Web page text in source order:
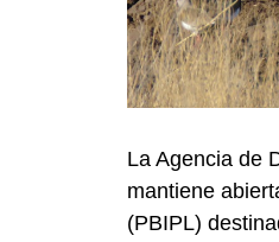
La Agencia de
mantiene
(PBIPL)